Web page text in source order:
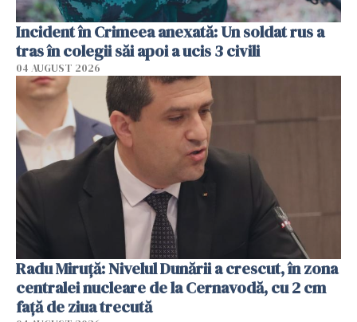
Incident în Crimeea anexată: Un soldat rus a
tras în colegii săi apoi a ucis 3 civili
04 AUGUST 2026
Radu Miruţă: Nivelul Dunării a crescut, în zona
centralei nucleare de la Cernavodă, cu 2 cm
faţă de ziua trecută